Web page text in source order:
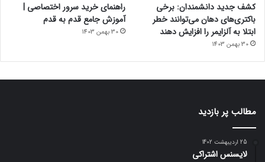
کشف جدید دانشمندان: برخی
باکتری‌های دهان می‌توانند خطر
ابتلا به آلزایمر را افزایش دهند
30 بهمن 1403
راهنمای خرید سرور اختصاصی |
آموزش جامع قدم به قدم
30 بهمن 1403
مطالب پر بازدید
25 اردیبهشت 1402
لایسنس اشتراکی